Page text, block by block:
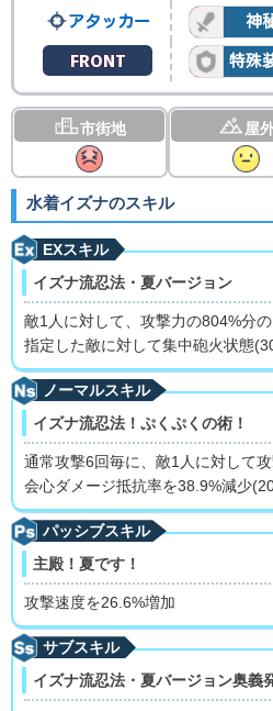
アタッカー 神
FRONT 特殊
市街地 屋
水着イズナのスキル
EXスキル
イズナ流忍法・夏バージョン
敵1人に対して、攻撃力の804%分
指定した敵に対して集中砲火状態
ノーマルスキル
イズナ流忍法！ぷくぷくの術！
通常攻撃6回毎に、敵1人に対して
会心ダメージ抵抗率を38.9%減少
パッシブスキル
主殿！夏です！
攻撃速度を26.6%増加
サブスキル
イズナ流忍法・夏バージョン奥義